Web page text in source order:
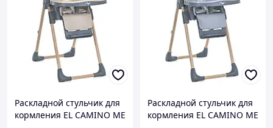
Раскладной стульчик для
кормления EL CAMINO ME
Раскладной стульчик для
кормления EL CAMINO ME